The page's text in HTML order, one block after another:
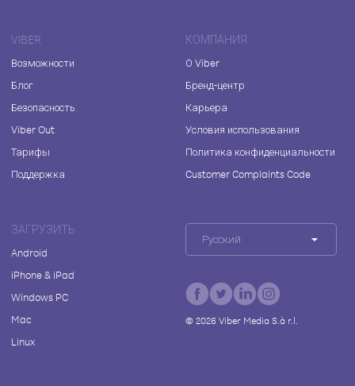
VIBER
Возможности
Блог
Безопасность
Viber Out
Тарифы
Поддержка
КОМПАНИЯ
О Viber
Бренд-центр
Карьера
Условия использования
Политика конфиденциальности
Customer Complaints Code
ЗАГРУЗИТЬ
Android
iPhone & iPad
Windows PC
Mac
Linux
Русский
© 2026Viber Media S.à r.l.